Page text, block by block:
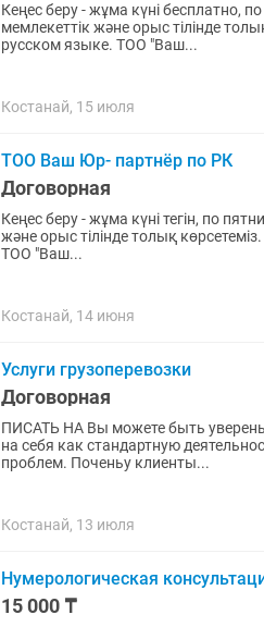
Кеңес беру - жұма күні бесплатно,
мемлекеттік және орыс тілінде
русском языке. ТОО "Ваш...
Костанай, 15 июля
ТОО Ваш Юр- партнёр по РК
Договорная
Кеңес беру - жұма күні тегін, по
және орыс тілінде толық
ТОО "Ваш...
Костанай, 14 июня
Услуги грузоперевозки
Договорная
ПИСАТЬ НА Вы можете быть уверены в том, что мы будем круглосуточно на связи и возьмем
на себя как стандартную
проблем. Поченьу клиенты...
Костанай, 13 июля
Нумерологическая
15 000 ₸